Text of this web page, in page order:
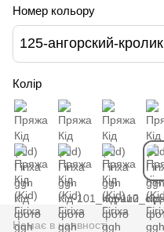
Номер кольору
125-ангорский-кролик
Колір
Немає в наявності